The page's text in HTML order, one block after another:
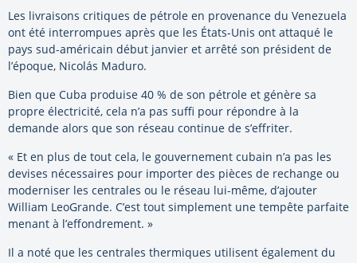
Les livraisons critiques de pétrole en provenance du Venezuela
ont été interrompues après que les États-Unis ont attaqué le
pays sud-américain début janvier et arrêté son président de
l’époque, Nicolás Maduro.
Bien que Cuba produise 40 % de son pétrole et génère sa
propre électricité, cela n’a pas suffi pour répondre à la
demande alors que son réseau continue de s’effriter.
« Et en plus de tout cela, le gouvernement cubain n’a pas les
devises nécessaires pour importer des pièces de rechange ou
moderniser les centrales ou le réseau lui-même, d’ajouter
William LeoGrande. C’est tout simplement une tempête parfaite
menant à l’effondrement. »
Il a noté que les centrales thermiques utilisent également du